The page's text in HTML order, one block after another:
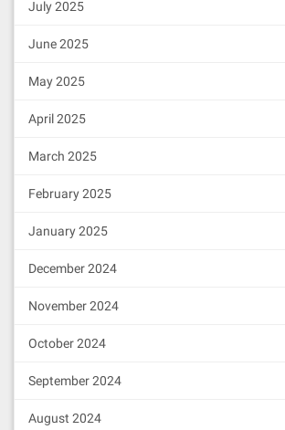
July 2025
June 2025
May 2025
April 2025
March 2025
February 2025
January 2025
December 2024
November 2024
October 2024
September 2024
August 2024